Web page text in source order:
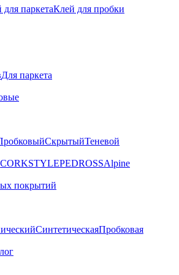
для паркетаКлей для пробки
Для паркета
СкрытыйТеневой
CORKSTYLEPEDROSSAlpine
покрытий
СинтетическаяПробковая